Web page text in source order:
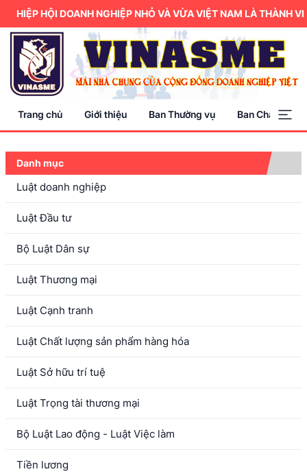
HIỆP HỘI DOANH NGHIỆP NHỎ VÀ VỪA VIỆT NAM LÀ THÀNH
Trang chủ Giới thiệu Ban Thường vụ Ban Chấp hành
Danh mục
Luật doanh nghiệp
Luật Đầu tư
Bộ Luật Dân sự
Luật Thương mại
Luật Cạnh tranh
Luật Chất lượng sản phẩm hàng hóa
Luật Sở hữu trí tuệ
Luật Trọng tài thương mại
Bộ Luật Lao động - Luật Việc làm
Tiền lương